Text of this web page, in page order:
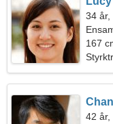
34 år,
167
Chan
42 år,